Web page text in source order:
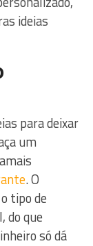
ideias
para deixar
um
. O
tipo de
do que
só dá